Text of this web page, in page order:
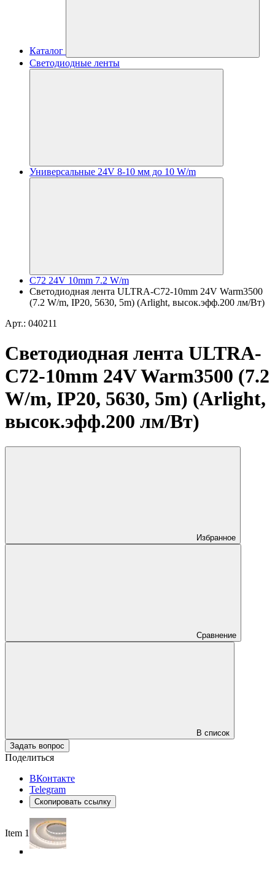
Каталог
Светодиодные ленты
Универсальные 24V 8-10 мм до 10 W/m
C72 24V 10mm 7.2 W/m
Светодиодная лента ULTRA-C72-10mm 24V Warm3500
(7.2 W/m, IP20, 5630, 5m) (Arlight, высок.эфф.200 лм/Вт)
Арт.: 040211
Светодиодная лента ULTRA-
C72-10mm 24V Warm3500 (7.2
W/m, IP20, 5630, 5m) (Arlight,
высок.эфф.200 лм/Вт)
Избранное
Сравнение
В список
Задать вопрос
Поделиться
ВКонтакте
Telegram
Скопировать ссылку
Item 1 of 5